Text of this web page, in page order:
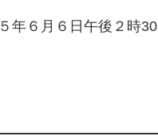
年６月６日午後２時30